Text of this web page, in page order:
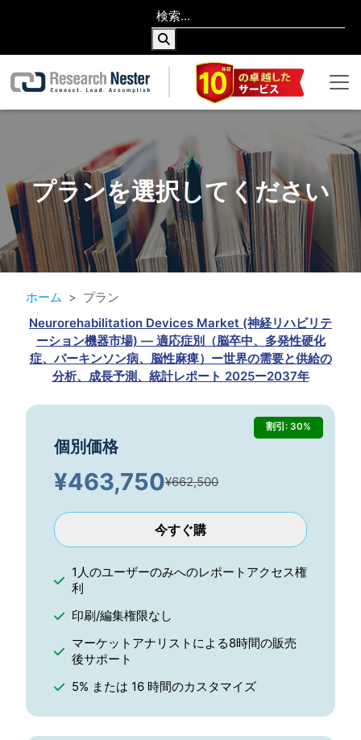
プランを選択してください
ホーム
プラン
Neurorehabilitation Devices Market (神経リハビリテ
ーション機器市場) — 適応症別（脳卒中、多発性硬化
症、パーキンソン病、脳性麻痺）ー世界の需要と供給の
分析、成長予測、統計レポート 2025ー2037年
割引: 30%
個別価格
¥463,750¥662,500
今すぐ購
1人のユーザーのみへのレポートアクセス権
利
印刷/編集権限なし
マーケットアナリストによる8時間の販売
後サポート
5% または 16 時間のカスタマイズ